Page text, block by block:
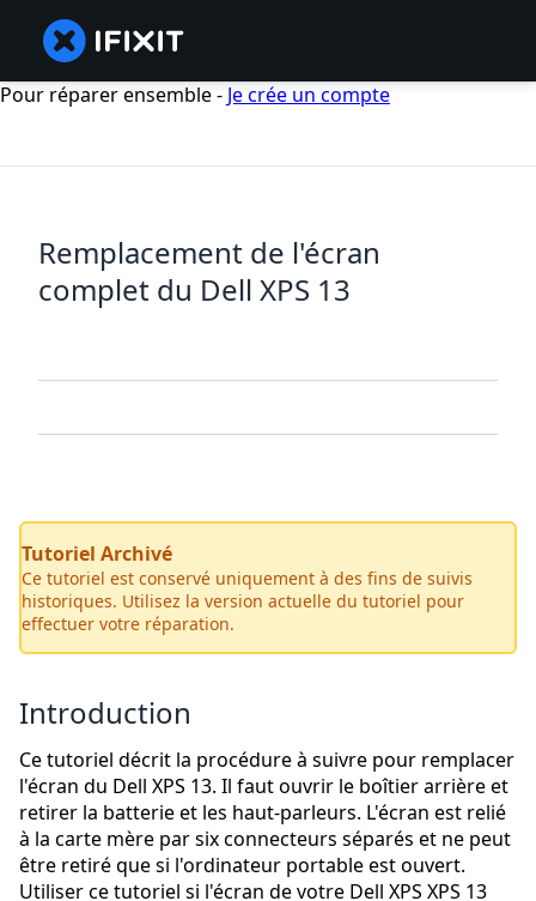
Pour réparer ensemble - Je crée un compte
Remplacement de l'écran
complet du Dell XPS 13
Tutoriel Archivé
Ce tutoriel est conservé uniquement à des fins de suivis
historiques. Utilisez la version actuelle du tutoriel pour
effectuer votre réparation.
Introduction
Ce tutoriel décrit la procédure à suivre pour remplacer
l'écran du Dell XPS 13. Il faut ouvrir le boîtier arrière et
retirer la batterie et les haut-parleurs. L'écran est relié
à la carte mère par six connecteurs séparés et ne peut
être retiré que si l'ordinateur portable est ouvert.
Utiliser ce tutoriel si l'écran de votre Dell XPS XPS 13